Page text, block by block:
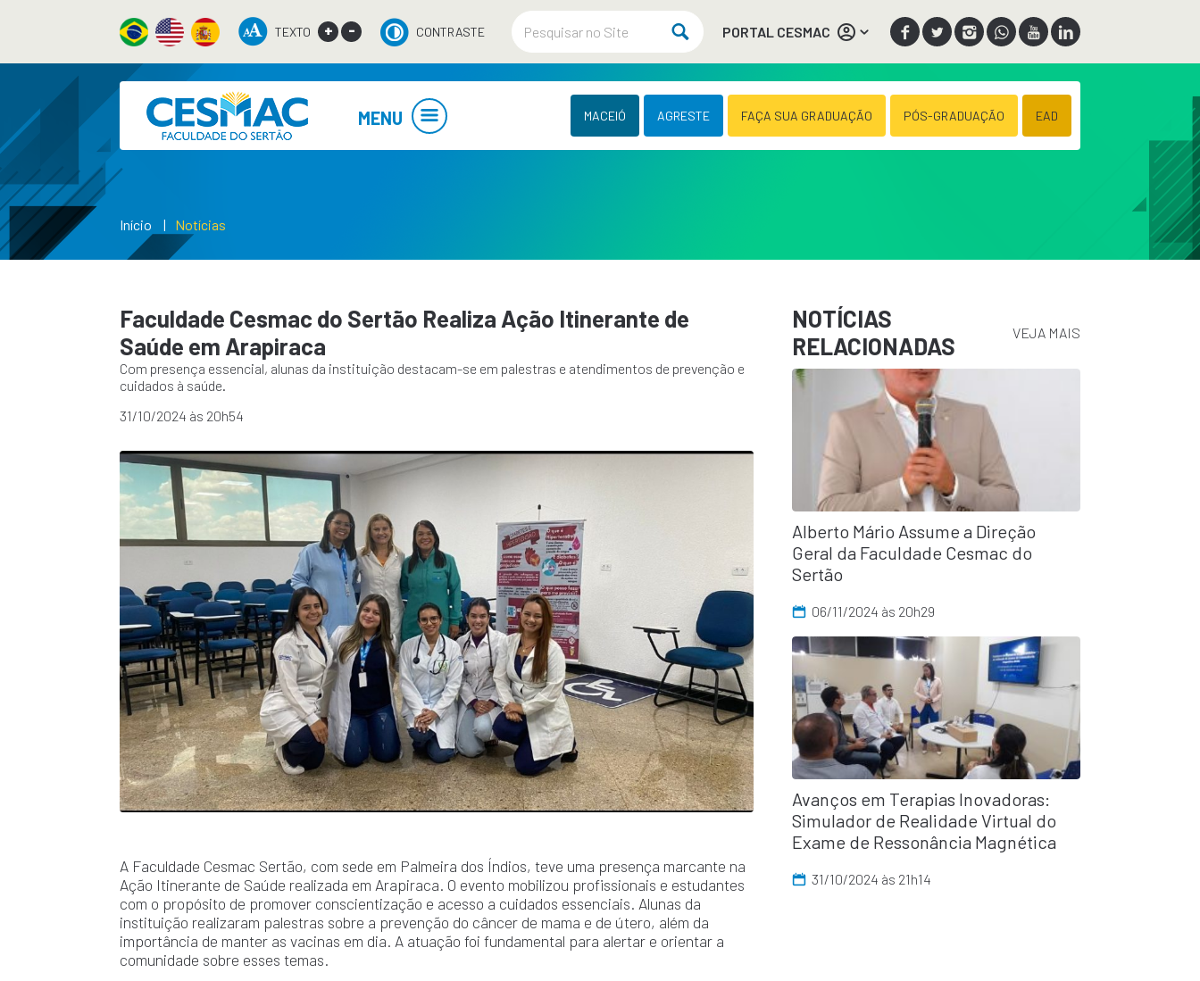
TEXTO + - CONTRASTE PORTAL CESMAC
MENU MACEIÓ AGRESTE FAÇA SUA GRADUAÇÃO PÓS-GRADUAÇÃO EAD
Início Notícias
Faculdade Cesmac do Sertão Realiza Ação Itinerante de
Saúde em Arapiraca
Com presença essencial, alunas da instituição destacam-se em palestras e atendimentos de prevenção e
cuidados à saúde.
31/10/2024 às 20h54
A Faculdade Cesmac Sertão, com sede em Palmeira dos Índios, teve uma presença marcante na
Ação Itinerante de Saúde realizada em Arapiraca. O evento mobilizou profissionais e estudantes
com o propósito de promover conscientização e acesso a cuidados essenciais. Alunas da
instituição realizaram palestras sobre a prevenção do câncer de mama e de útero, além da
importância de manter as vacinas em dia. A atuação foi fundamental para alertar e orientar a
comunidade sobre esses temas.
NOTÍCIAS
RELACIONADAS
VEJA MAIS
Alberto Mário Assume a Direção
Geral da Faculdade Cesmac do
Sertão
06/11/2024 às 20h29
Avanços em Terapias Inovadoras:
Simulador de Realidade Virtual do
Exame de Ressonância Magnética
31/10/2024 às 21h14